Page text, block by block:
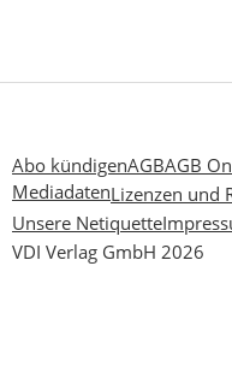
Abo kündigenAGBAGB
MediadatenLizenzen und
Unsere Netiquette
VDI Verlag GmbH 2026